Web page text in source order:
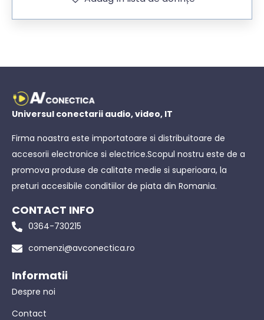
Universul conectarii audio, video, IT
Firma noastra este importatoare si distribuitoare de
accesorii electronice si electrice.Scopul nostru este de a
promova produse de calitate medie si superioara, la
preturi accesibile conditiilor de piata din Romania.
CONTACT INFO
0364-730215
comenzi@avconectica.ro
Informatii
Despre noi
Contact